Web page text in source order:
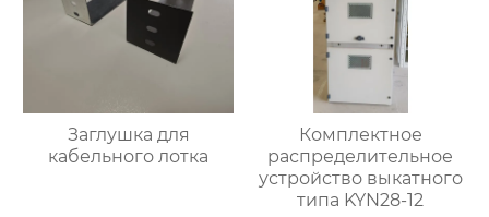
Заглушка для
кабельного лотка
Комплектное
распределительное
устройство выкатного
типа KYN28-12